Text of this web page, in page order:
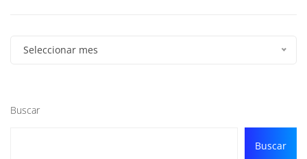
Seleccionar mes
Buscar
Buscar